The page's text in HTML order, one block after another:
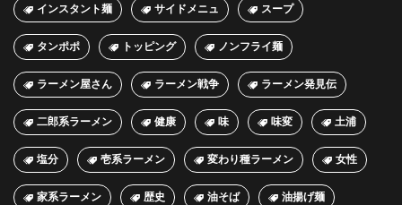
インスタント麺 サイドメニュ スープ
タンポポ トッピング ノンフライ麺
ラーメン屋さん ラーメン戦争 ラーメン発見伝
二郎系ラーメン 健康 味 味変 土浦
塩分 壱系ラーメン 変わり種ラーメン 女性
家系ラーメン 歴史 油そば 油揚げ麺